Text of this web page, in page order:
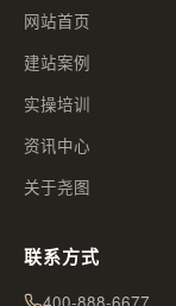
网站首页
建站案例
实操培训
资讯中心
关于尧图
联系方式